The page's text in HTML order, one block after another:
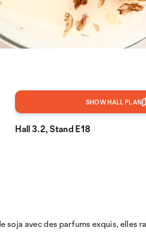
SHOW HALL PLAN
Hall 3.2, Stand E18
soja avec des parfums exquis, elles